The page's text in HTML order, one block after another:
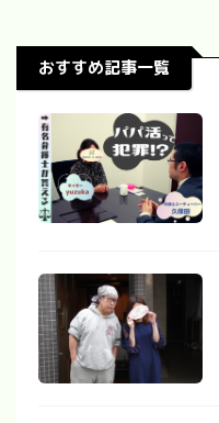
おすすめ記事一覧